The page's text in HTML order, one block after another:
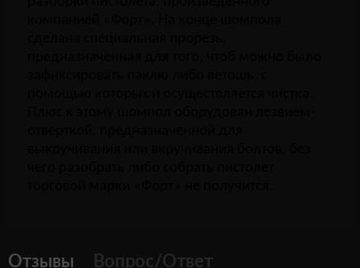
Отзывы Вопрос/Ответ